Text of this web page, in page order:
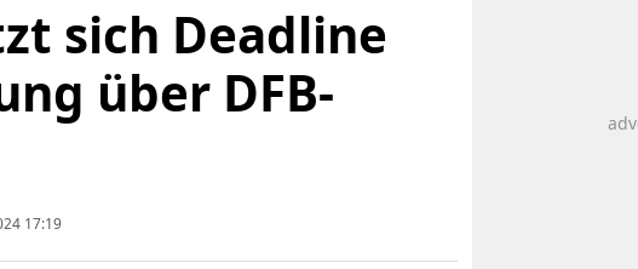
sich Deadline
über DFB-
17:19